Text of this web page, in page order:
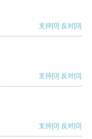
支持[0] 反对[0]
支持[0] 反对[0]
支持[0] 反对[0]